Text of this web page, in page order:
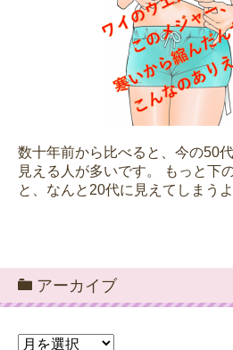
数十年前から比べると、今の50
見える人が多いです。 もっと下
と、なんと20代に見えてしまう
アーカイブ
ア